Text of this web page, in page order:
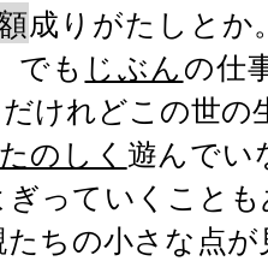
成りがたしとか
でも じぶんの仕
けれどこの世の
たのしく 遊んでい
ぎっていくこと
ちの小さな点